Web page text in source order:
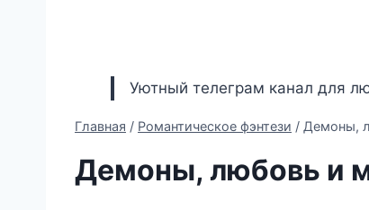
Уютный телеграм канал для
Главная / Романтическое фэнтези / Демоны,
Демоны, любовь и